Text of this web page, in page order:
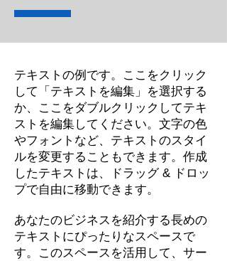
テキストの例です。ここをクリック
して「テキストを編集」を選択する
か、ここをダブルクリックしてテキ
ストを編集してください。文字の色
やフォントなど、テキストのスタイ
ルを変更することもできます。作成
したテキストは、ドラッグ & ドロッ
プで自由に移動できます。
あなたのビジネスを紹介する長めの
テキストにぴったりなスペースで
す。このスペースを活用して、サー